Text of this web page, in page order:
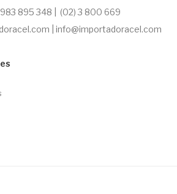
895 348 | (02) 3 800 669
| info@importadoracel.com